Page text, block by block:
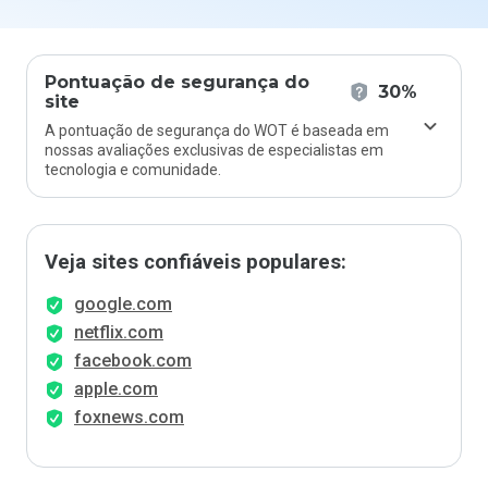
Pontuação de segurança do
site
30%
A pontuação de segurança do WOT é baseada em
nossas avaliações exclusivas de especialistas em
tecnologia e comunidade.
Veja sites confiáveis populares:
google.com
netflix.com
facebook.com
apple.com
foxnews.com